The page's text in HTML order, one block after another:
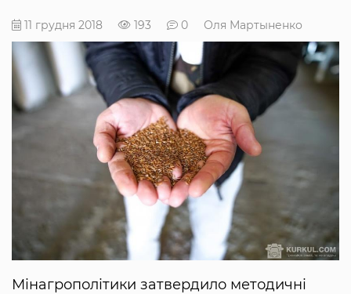
11 грудня 2018 193 0 Оля Мартыненко
Мінагрополітики затвердило методичні